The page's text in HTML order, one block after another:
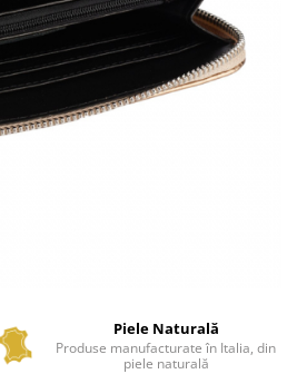
Piele Naturală
Produse manufacturate în Italia, din
piele naturală